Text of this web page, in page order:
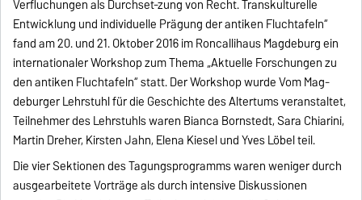
Verfluchungen als Durchset-zung von Recht. Transkulturelle
Entwicklung und individuelle Prägung der antiken Fluchtafeln“
fand am 20. und 21. Oktober 2016 im Roncallihaus Magdeburg ein
internationaler Workshop zum Thema „Aktuelle Forschungen zu
den antiken Fluchtafeln“ statt. Der Workshop wurde Vom Mag-
deburger Lehrstuhl für die Geschichte des Altertums veranstaltet,
Teilnehmer des Lehrstuhls waren Bianca Bornstedt, Sara Chiarini,
Martin Dreher, Kirsten Jahn, Elena Kiesel und Yves Löbel teil.
Die vier Sektionen des Tagungsprogramms waren weniger durch
ausgearbeitete Vorträge als durch intensive Diskussionen